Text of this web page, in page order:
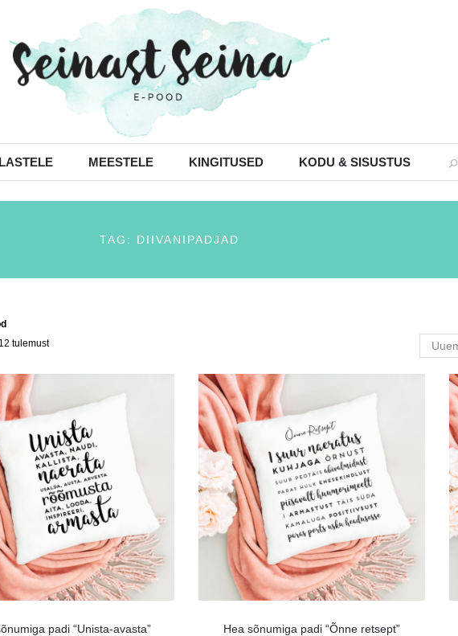
LASTELE MEESTELE KINGITUSED KODU & SISUSTUS
TAG: DIIVANIPADJAD
tulemust
padi “Unista-avasta” Hea sõnumiga padi “Õnne retsept”